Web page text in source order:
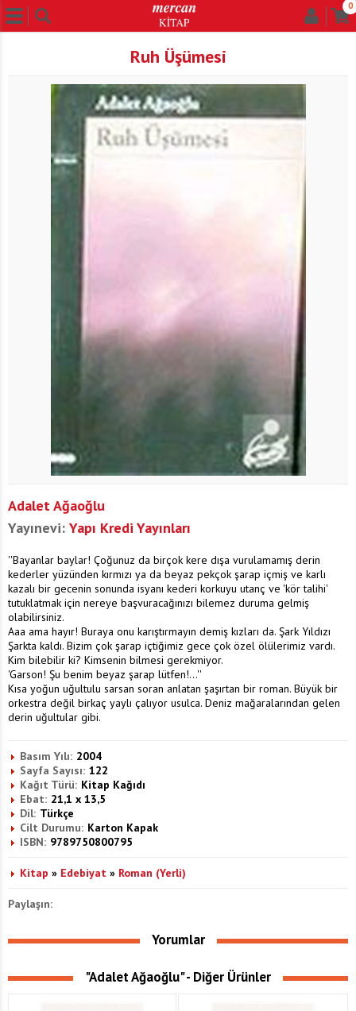
0
Ruh Üşümesi
Adalet Ağaoğlu
Yayınevi: Yapı Kredi Yayınları
''Bayanlar baylar! Çoğunuz da birçok kere dışa vurulamamış derin
kederler yüzünden kırmızı ya da beyaz pekçok şarap içmiş ve karlı
kazalı bir gecenin sonunda isyanı kederi korkuyu utanç ve 'kör talihi'
tutuklatmak için nereye başvuracağınızı bilemez duruma gelmiş
olabilirsiniz.
Aaa ama hayır! Buraya onu karıştırmayın demiş kızları da. Şark Yıldızı
Şarkta kaldı. Bizim çok şarap içtiğimiz gece çok özel ölülerimiz vardı.
Kim bilebilir ki? Kimsenin bilmesi gerekmiyor.
'Garson! Şu benim beyaz şarap lütfen!...''
Kısa yoğun uğultulu sarsan soran anlatan şaşırtan bir roman. Büyük bir
orkestra değil birkaç yaylı çalıyor usulca. Deniz mağaralarından gelen
derin uğultular gibi.
Basım Yılı: 2004
Sayfa Sayısı: 122
Kağıt Türü: Kitap Kağıdı
Ebat: 21,1 x 13,5
Dil: Türkçe
Cilt Durumu: Karton Kapak
ISBN: 9789750800795
Kitap » Edebiyat » Roman (Yerli)
Paylaşın:
Yorumlar
"Adalet Ağaoğlu" - Diğer Ürünler